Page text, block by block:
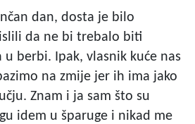
dan, dosta je bilo
da ne bi trebalo biti
berbi. Ipak, vlasnik kuće nas
na zmije jer ih ima jako
Znam i ja sam što su
idem u šparuge i nikad me